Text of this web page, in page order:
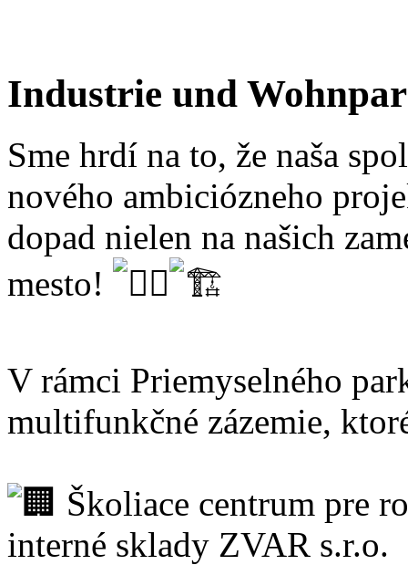
Industrie und
Sme hrdí na to, že naša
nového ambiciózneho
dopad nielen na našich
mesto!
V rámci Priemyselného
multifunkčné zázemie,
Školiace centrum pre
interné sklady ZVAR s.r.o.